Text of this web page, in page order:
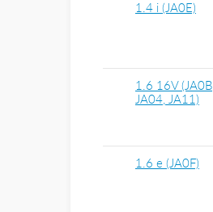
1.4 i (JA0E)
1.6 16V (JA0B,
JA04, JA11)
1.6 e (JA0F)